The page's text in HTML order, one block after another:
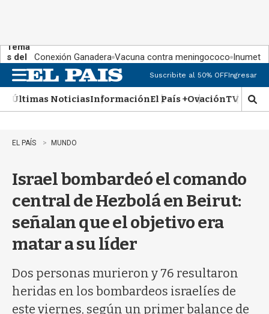
Tema
s del
día:
Conexión Ganadera Vacuna contra meningococo Inumet
n
u
Suscribite al 50% OFFIngresar
Últimas NoticiasInformaciónEl País +OvaciónTV Show
M
o
EL PAÍS MUNDO
Israel bombardeó el comando
central de Hezbolá en Beirut:
señalan que el objetivo era
matar a su líder
Dos personas murieron y 76 resultaron
heridas en los bombardeos israelíes de
este viernes, según un primer balance de